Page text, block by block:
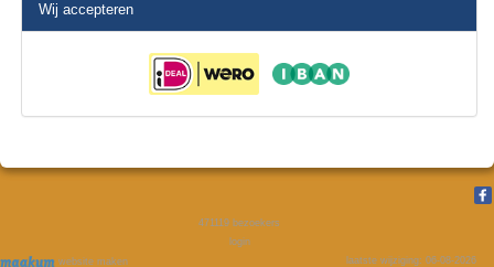
Wij accepteren
website maken
471119 bezoekers
login
laatste wijziging: 06-08-2026